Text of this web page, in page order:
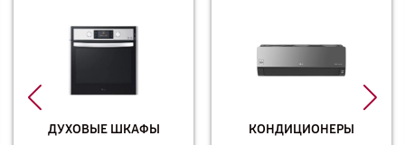
ДУХОВЫЕ ШКАФЫ КОНДИЦИОНЕРЫ